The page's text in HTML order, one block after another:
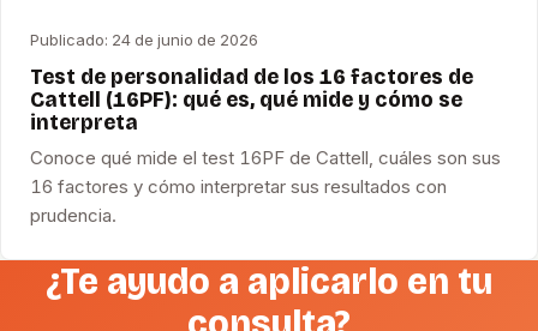
Publicado: 24 de junio de 2026
Test de personalidad de los 16 factores de
Cattell (16PF): qué es, qué mide y cómo se
interpreta
Conoce qué mide el test 16PF de Cattell, cuáles son sus
16 factores y cómo interpretar sus resultados con
prudencia.
¿Te ayudo a aplicarlo en tu